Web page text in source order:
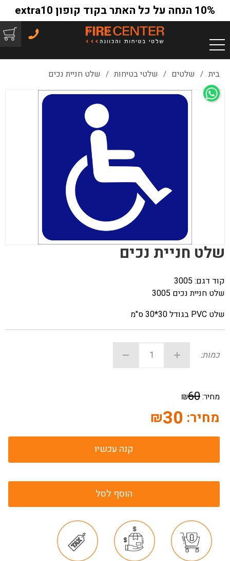
10% הנחה על כל האתר בקוד קופון extra10
בית / שלטים / שלטי בטיחות / שלט חניית נכים
שלט חניית נכים
קוד דגם:3005
שלט חניית נכים 3005
שלט PVC בגודל 30*30 ס"מ
כמות:
מחיר:60
₪
מחיר: 30
₪
קנה עכשיו
הוסף לסל